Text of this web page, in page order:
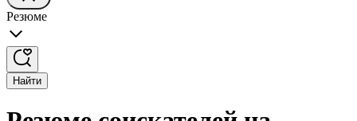
Резюме
Найти